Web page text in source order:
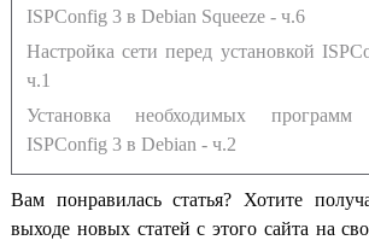
ISPConfig 3 в Debian Squeeze - ч.6
Настройка сети перед установкой
ч.1
Установка необходимых программ
ISPConfig 3 в Debian - ч.2
Вам понравилась статья? Хотите
выходе новых статей с этого сайта на